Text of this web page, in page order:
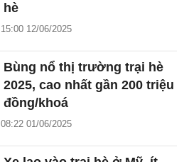
hè
15:00 12/06/2025
Bùng nổ thị trường trại hè
2025, cao nhất gần 200 triệu
đồng/khoá
08:22 01/06/2025